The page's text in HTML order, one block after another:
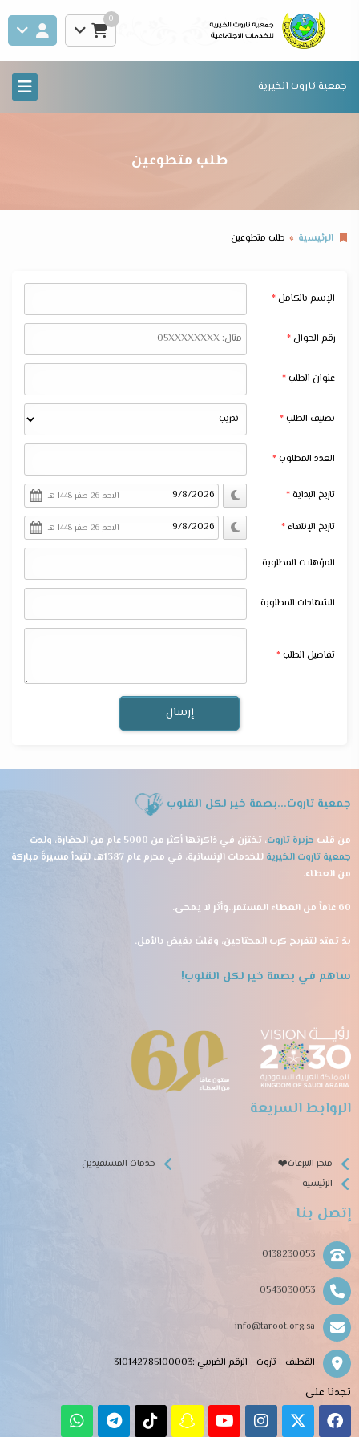
0
جمعية تاروت الخيرية
طلب متطوعين
الرئيسية طلب متطوعين
الإسم بالكامل
رقم الجوال
عنوان الطلب
تصنيف الطلب
العدد المطلوب
تاريخ البداية الاحد, 26 صفر 1448 هـ
تاريخ الإنتهاء الاحد, 26 صفر 1448 هـ
المؤهلات المطلوبة
الشهادات المطلوبة
تفاصيل الطلب
جمعية تاروت...بصمة خير لكل القلوب
من قلب جزيرة تاروت، تختزن في ذاكرتها أكثر من 5000 عام من الحضارة، ولدت
جمعية تاروت الخيرية
للخدمات الإنسانية، في محرم عام 1387هـ، لتبدأ مسيرةً مباركة
من العطاء.
60 عاماً من العطاء المستمر..وأثر لا يمحى.
يدٌ تمتد لتفريج كرب المحتاجين، وقلبٌ يفيض بالأمل.
ساهم في بصمة خير لكل القلوب!
الروابط السريعة
متجر التبرعات❤️
الرئيسية
خدمات المستفيدين
إتصل بنا
0138230053
0543030053
info@taroot.org.sa
القطيف - تاروت - الرقم الضريبي :310142785100003
تجدنا على